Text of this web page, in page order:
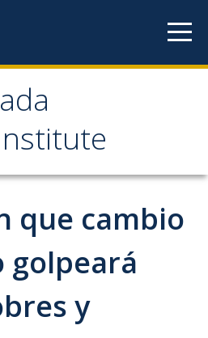
Research
que cambio
golpeará
y